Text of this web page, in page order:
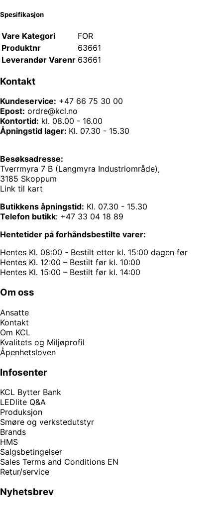
Spesifikasjon
Vare Kategori
FOR
Produktnr
63661
Leverandør Varenr 63661
Kontakt
Kundeservice: +47 66 75 30 00
Epost: ordre@kcl.no
Kontortid: kl. 08.00 - 16.00
Åpningstid lager: Kl. 07.30 - 15.30
Besøksadresse:
Tverrmyra 7 B (Langmyra Industriområde),
3185 Skoppum
Link til kart
Butikkens åpningstid: Kl. 07.30 - 15.30
Telefon butikk: +47 33 04 18 89
Hentetider på forhåndsbestilte varer:
Hentes Kl. 08:00 - Bestilt etter kl. 15:00 dagen før
Hentes Kl. 12:00 – Bestilt før kl. 10:00
Hentes Kl. 15:00 – Bestilt før kl. 14:00
Om oss
Ansatte
Kontakt
Om KCL
Kvalitets og Miljøprofil
Åpenhetsloven
Infosenter
KCL Bytter Bank
LEDlite Q&A
Produksjon
Smøre og verkstedutstyr
Brands
HMS
Salgsbetingelser
Sales Terms and Conditions EN
Retur/service
Nyhetsbrev